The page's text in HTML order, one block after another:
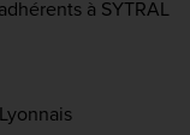
à SYTRAL